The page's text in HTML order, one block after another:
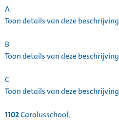
A
Toon details van deze beschrijving
B
Toon details van deze beschrijving
C
Toon details van deze beschrijving
1102Carolusschool,